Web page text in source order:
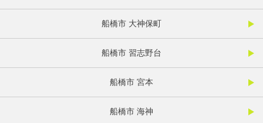
船橋市 大神保町
船橋市 習志野台
船橋市 宮本
船橋市 海神